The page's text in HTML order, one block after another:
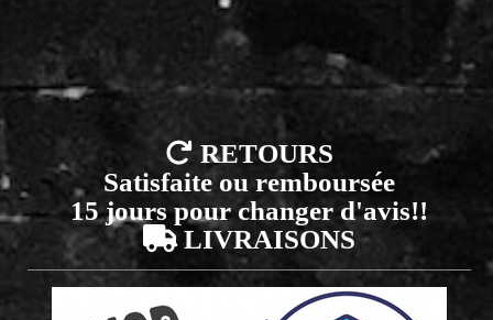
 RETOURS
Satisfaite ou remboursée
15 jours pour changer d'avis!!
 LIVRAISONS